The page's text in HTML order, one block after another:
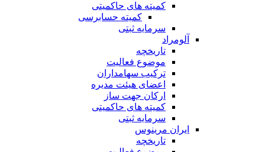
کمیته های حاکمیتی
کمیته حسابرسی
سرمایه ثبتی
آلومراد
تاریخچه
موضوع فعالیت
ترکیب سهامداران
اعضای هیئت مدیره
ارکان جهت ساز
کمیته های حاکمیتی
سرمایه ثبتی
ایران مرینوس
تاریخچه